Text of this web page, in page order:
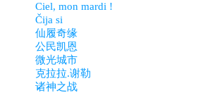
Ciel, mon mardi !
Čija si
仙履奇缘
公民凯恩
微光城市
克拉拉.谢勒
诸神之战